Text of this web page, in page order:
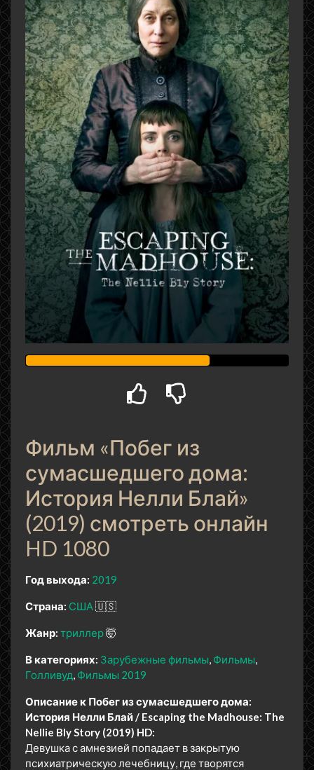
Фильм «Побег из
сумасшедшего дома:
История Нелли Блай»
(2019) смотреть онлайн
HD 1080
Год выхода: 2019
Страна: США🇺🇸
Жанр: триллер🤯
В категориях: Зарубежные фильмы Фильмы
Голливуд Фильмы 2019
Описание к Побег из сумасшедшего дома:
История Нелли Блай / Escaping the Madhouse: The
Nellie Bly Story (2019) HD:
Девушка с амнезией попадает в закрытую
психиатрическую лечебницу, где творятся